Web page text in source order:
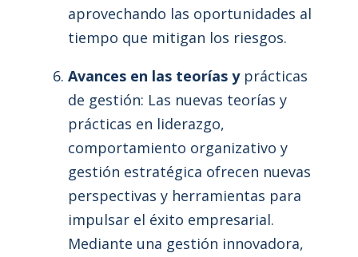
aprovechando las oportunidades al
tiempo que mitigan los riesgos.
Avances en las teorías yprácticas
de gestión: Las nuevas teorías y
prácticas en liderazgo,
comportamiento organizativo y
gestión estratégica ofrecen nuevas
perspectivas y herramientas para
impulsar el éxito empresarial.
Mediante una gestión innovadora,